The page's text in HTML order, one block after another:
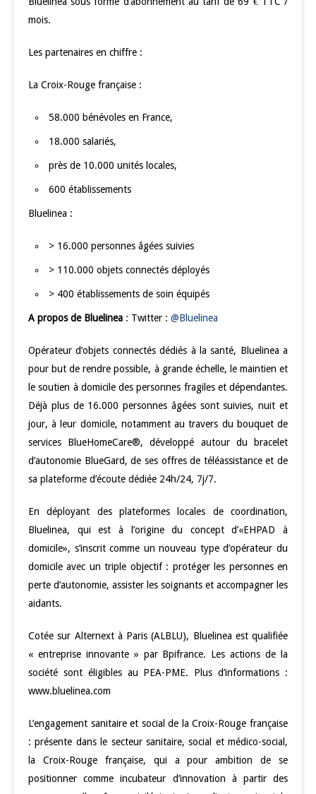
mois.
Les partenaires en chiffre :
La Croix-Rouge française :
58.000 bénévoles en France,
18.000 salariés,
près de 10.000 unités locales,
600 établissements
Bluelinea :
> 16.000 personnes âgées suivies
> 110.000 objets connectés déployés
> 400 établissements de soin équipés
A propos de Bluelinea : Twitter : @Bluelinea
Opérateur d’objets connectés dédiés à la santé, Bluelinea a
pour but de rendre possible, à grande échelle, le maintien et
le soutien à domicile des personnes fragiles et dépendantes.
Déjà plus de 16.000 personnes âgées sont suivies, nuit et
jour, à leur domicile, notamment au travers du bouquet de
services BlueHomeCare®, développé autour du bracelet
d’autonomie BlueGard, de ses offres de téléassistance et de
sa plateforme d’écoute dédiée 24h/24, 7j/7.
En déployant des plateformes locales de coordination,
Bluelinea, qui est à l’origine du concept d’«EHPAD à
domicile», s’inscrit comme un nouveau type d’opérateur du
domicile avec un triple objectif : protéger les personnes en
perte d’autonomie, assister les soignants et accompagner les
aidants.
Cotée sur Alternext à Paris (ALBLU), Bluelinea est qualifiée
« entreprise innovante » par Bpifrance. Les actions de la
société sont éligibles au PEA-PME. Plus d’informations :
www.bluelinea.com
L’engagement sanitaire et social de la Croix-Rouge française
: présente dans le secteur sanitaire, social et médico-social,
la Croix-Rouge française, qui a pour ambition de se
positionner comme incubateur d’innovation à partir des